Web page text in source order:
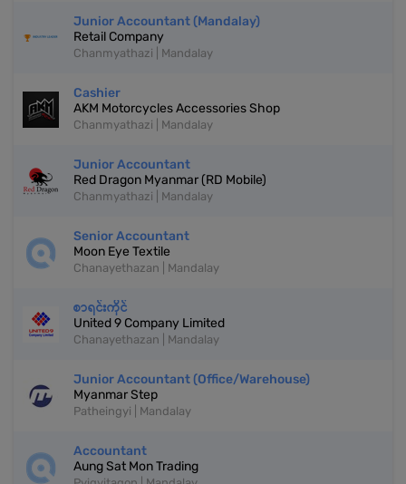
Junior Accountant (Mandalay)
Retail Company
Chanmyathazi | Mandalay
Cashier
AKM Motorcycles Accessories Shop
Chanmyathazi | Mandalay
Junior Accountant
Red Dragon Myanmar (RD Mobile)
Chanmyathazi | Mandalay
Senior Accountant
Moon Eye Textile
Chanayethazan | Mandalay
စာရင်းကိုင်
United 9 Company Limited
Chanayethazan | Mandalay
‎Junior Accountant (Office/Warehouse)
Myanmar Step
Patheingyi | Mandalay
Accountant
Aung Sat Mon Trading